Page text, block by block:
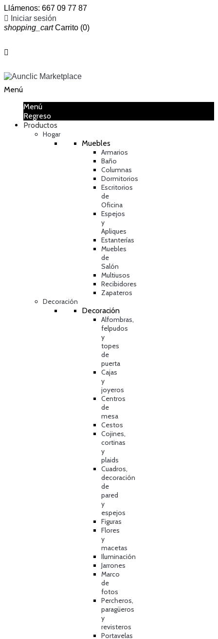
Llámenos: 667 09 77 87

Iniciar sesión
shopping_cart Carrito (0)

Menú
Menú
Regreso
Productos
Hogar
Muebles
Armarios
Baño
Columnas
Dormitorios
Escritorios
de
Oficina
Espejos
y
Apliques
Estanterías
Muebles
de
Salón
Multiusos
Recibidores
Zapateros
Decoración
Decoración
Alfombras,
felpudos
y
topes
de
puerta
Cajas
y
joyeros
Centros
de
mesa
Cestos
Cojines,
cortinas
y
plaids
Cuadros,
decoración
de
pared
y
espejos
Figuras
Flores
y
macetas
Iluminación
Jarrones
Marco
de
fotos
Percheros,
paragüeros
y
revisteros
Portavelas